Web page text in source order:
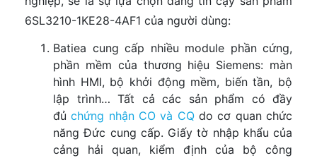
6SL3210-1KE28-4AF1 của người dùng:
Batiea cung cấp nhiều module phần cứng,
phần mềm của thương hiệu Siemens: màn
hình HMI, bộ khởi động mềm, biến tần, bộ
lập trình… Tất cả các sản phẩm có đầy
đủchứng nhận CO và CQdo cơ quan chức
năng Đức cung cấp. Giấy tờ nhập khẩu của
cảng hải quan, kiểm định của bộ công